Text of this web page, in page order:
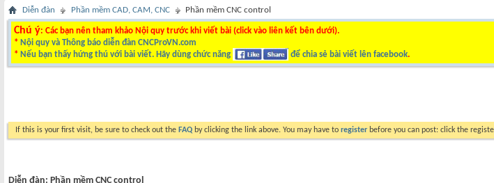
Diễn đàn Phần mềm CAD, CAM, CNC Phần mềm CNC control
Chú ý: Các bạn nên tham khảo Nội quy trước khi viết bài (click vào liên kết bên dưới).
* Nội quy và Thông báo diễn đàn CNCProVN.com
* Nếu bạn thấy hứng thú với bài viết. Hãy dùng chức năng để chia sẻ bài viết lên facebook.
If this is your first visit, be sure to check out the FAQ by clicking the link above. You may have to register before you can post: click the
Diễn đàn: Phần mềm CNC control